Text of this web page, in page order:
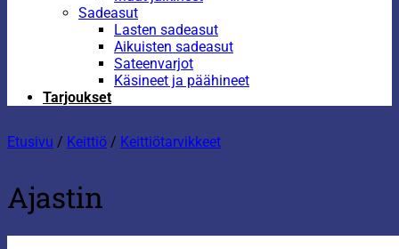
Sadeasut
Lasten sadeasut
Aikuisten sadeasut
Sateenvarjot
Käsineet ja päähineet
Tarjoukset
Etusivu / Keittiö / Keittiötarvikkeet
Ajastin